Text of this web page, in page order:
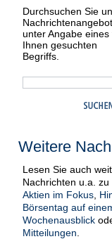
Durchsuchen Sie
Nachrichtenangebot
unter Angabe eines
Ihnen gesuchten
Begriffs.
Weitere
Lesen Sie auch
Nachrichten u.a.
Aktien im Fokus
Börsentag auf
Wochenausblick
Mitteilungen